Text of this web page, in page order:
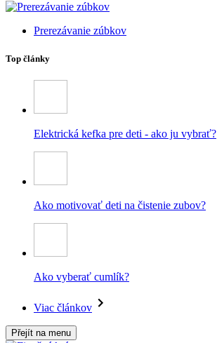
Prerezávanie zúbkov
Top články
Elektrická kefka pre deti - ako ju vybrať?
Ako motivovať deti na čistenie zubov?
Ako vyberať cumlík?
Viac článkov
Přejít na menu